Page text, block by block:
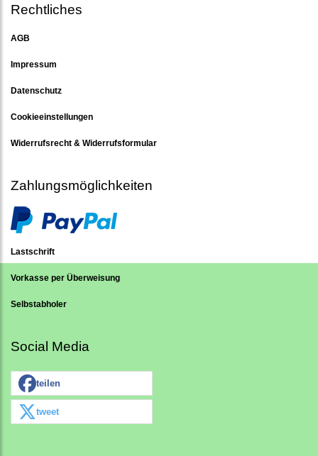
Rechtliches
AGB
Impressum
Datenschutz
Cookieeinstellungen
Widerrufsrecht & Widerrufsformular
Zahlungsmöglichkeiten
Lastschrift
Vorkasse per Überweisung
Selbstabholer
Social Media
teilen
tweet